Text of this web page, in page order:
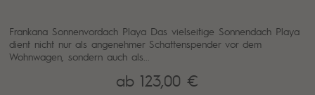
Frankana Sonnenvordach Playa Das vielseitige Sonnendach Playa
dient nicht nur als angenehmer Schattenspender vor dem
Wohnwagen, sondern auch als...
ab 123,00 €